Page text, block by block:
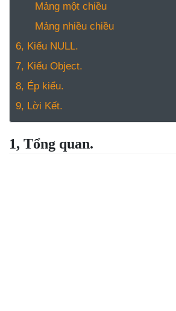
Mảng một chiều
Mảng nhiều chiều
6, Kiểu NULL.
7, Kiểu Object.
8, Ép kiểu.
9, Lời Kết.
1, Tổng quan.